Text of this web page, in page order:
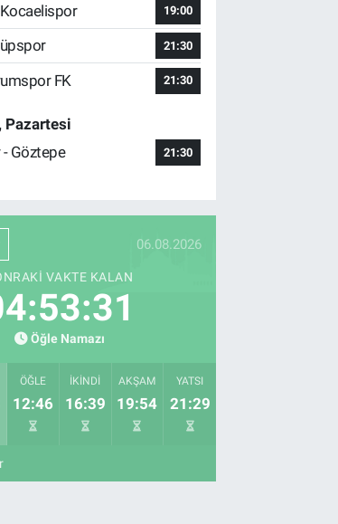
19:00
21:30
FK 21:30
Pazartesi
Göztepe
21:30
06.08.2026
VAKTE KALAN
Öğle Namazı
ÖĞLE
12:46
İKINDI
16:39
AKŞAM
19:54
YATSI
21:29